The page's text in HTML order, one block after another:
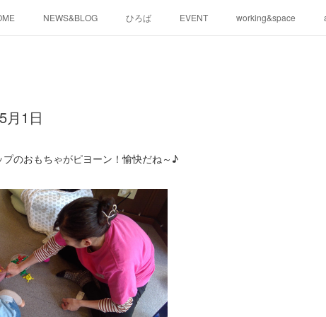
NEWS&BLOG ひろば EVENT working&space
月1日
のおもちゃがピヨーン！愉快だね～♪